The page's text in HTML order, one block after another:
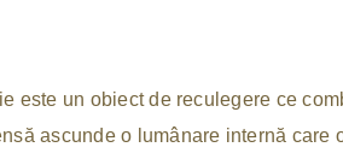
este un obiect de reculegere ce
ascunde o lumânare internă care